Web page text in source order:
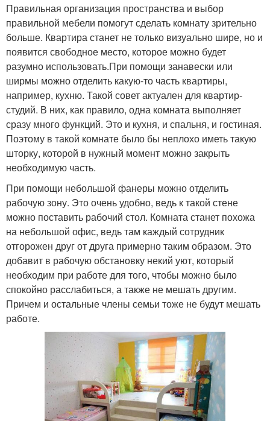
Правильная организация пространства и выбор
правильной мебели помогут сделать комнату зрительно
больше. Квартира станет не только визуально шире, но и
появится свободное место, которое можно будет
разумно использовать.При помощи занавески или
ширмы можно отделить какую-то часть квартиры,
например, кухню. Такой совет актуален для квартир-
студий. В них, как правило, одна комната выполняет
сразу много функций. Это и кухня, и спальня, и гостиная.
Поэтому в такой комнате было бы неплохо иметь такую
шторку, которой в нужный момент можно закрыть
необходимую часть.
При помощи небольшой фанеры можно отделить
рабочую зону. Это очень удобно, ведь к такой стене
можно поставить рабочий стол. Комната станет похожа
на небольшой офис, ведь там каждый сотрудник
отгорожен друг от друга примерно таким образом. Это
добавит в рабочую обстановку некий уют, который
необходим при работе для того, чтобы можно было
спокойно расслабиться, а также не мешать другим.
Причем и остальные члены семьи тоже не будут мешать
работе.